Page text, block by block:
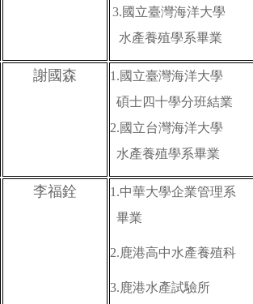
3.國立臺灣海洋大學
水產養殖學系畢業
謝國森 1.國立臺灣海洋大學
碩士四十學分班結業
2.國立台灣海洋大學
水產養殖學系畢業
李福銓 1.中華大學企業管理系
畢業
2.鹿港高中水產養殖科
3.鹿港水產試驗所